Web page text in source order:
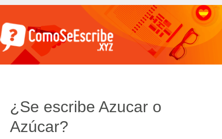
¿Se escribe Azucar o
Azúcar?